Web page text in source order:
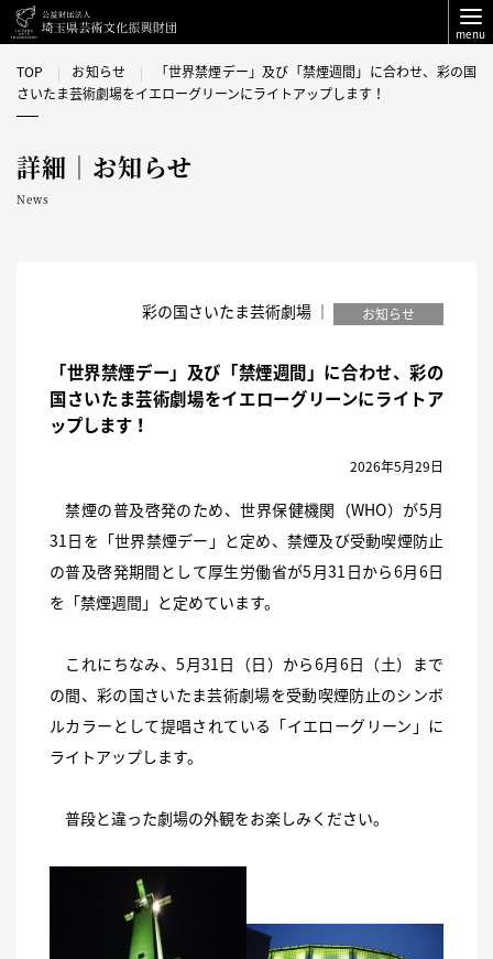
menu
TOP お知らせ
「世界禁煙デー」及び「禁煙週間」に合わせ、彩の国
さいたま芸術劇場をイエローグリーンにライトアップします！
詳細｜お知らせ
News
彩の国さいたま芸術劇場 ｜ お知らせ
「世界禁煙デー」及び「禁煙週間」に合わせ、彩の
国さいたま芸術劇場をイエローグリーンにライトア
ップします！
2026年5月29日
禁煙の普及啓発のため、世界保健機関（WHO）が5月
31日を「世界禁煙デー」と定め、禁煙及び受動喫煙防止
の普及啓発期間として厚生労働省が5月31日から6月6日
を「禁煙週間」と定めています。
これにちなみ、5月31日（日）から6月6日（土）まで
の間、彩の国さいたま芸術劇場を受動喫煙防止のシンボ
ルカラーとして提唱されている「イエローグリーン」に
ライトアップします。
普段と違った劇場の外観をお楽しみください。